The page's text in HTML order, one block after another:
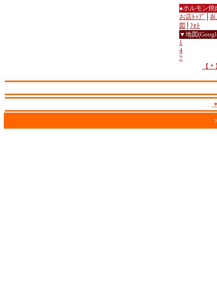
●ホルモン
お店ﾄｯﾌﾟ
図
ﾌｫﾄ
▼地図
1
4
7
【